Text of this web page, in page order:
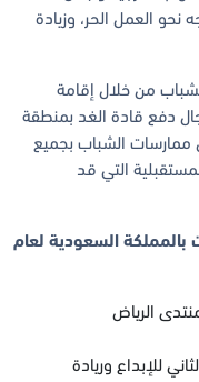
نحو العمل الحر، وزيادة
من خلال إقامة
دفع قادة الغد بمنطقة
ممارسات الشباب بجميع
التي قد
السعودية لعام
الرياض
للإبداع وريادة